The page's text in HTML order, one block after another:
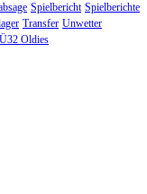
Spielbericht Spielberichte
Transfer Unwetter
Ü32 Oldies